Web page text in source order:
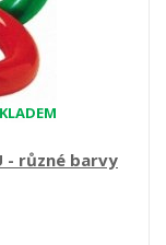
- různé barvy